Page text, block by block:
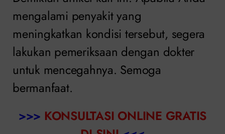
mengalami penyakit yang
meningkatkan kondisi tersebut, segera
lakukan pemeriksaan dengan dokter
untuk mencegahnya. Semoga
bermanfaat.
>>> KONSULTASI ONLINE GRATIS